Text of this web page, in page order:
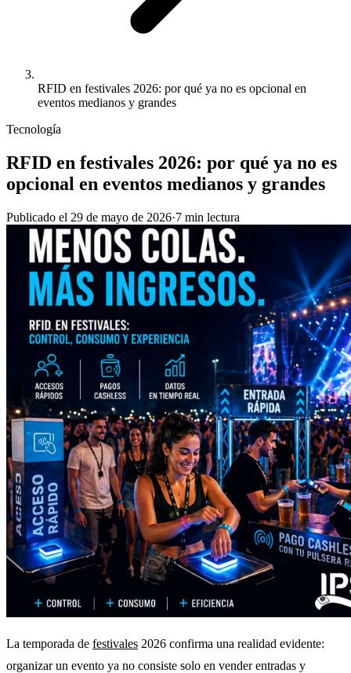
RFID en festivales 2026: por qué ya no es opcional en
eventos medianos y grandes
Tecnología
RFID en festivales 2026: por qué ya no es
opcional en eventos medianos y grandes
Publicado el 29 de mayo de 2026·7 min lectura
La temporada de festivales 2026 confirma una realidad evidente:
organizar un evento ya no consiste solo en vender entradas y